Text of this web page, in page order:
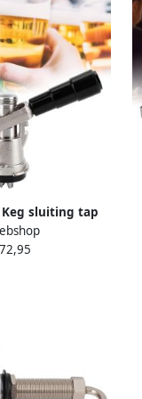
Keg sluiting tap
anti-
roestvrijstalen